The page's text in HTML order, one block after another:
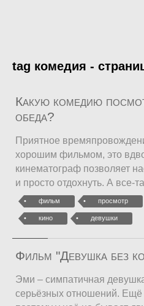
tag комедия -
Какую комедию
обеда?
Приятное
хорошим фильмом, это
кинематограф позволяет
и просто отдохнуть. А все-
фильм просмотр
кино девушки
Фильм "Девушка без
Эми – симпатичная
серьёзных отношений. Ещё